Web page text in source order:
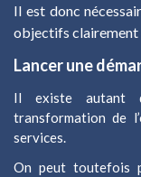
Il est donc
objectifs clairement
Lancer une
Il existe autant
transformation de
services.
On peut toutefois